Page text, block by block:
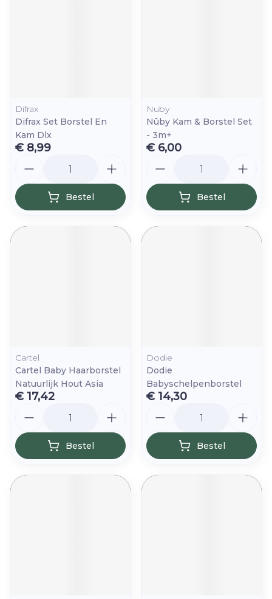
Difrax
Difrax Set Borstel En
Kam Dlx
€ 8,99
Bestel
Nuby
Nûby Kam & Borstel Set
- 3m+
€ 6,00
Bestel
Cartel
Cartel Baby Haarborstel
Natuurlijk Hout Asia
€ 17,42
Bestel
Dodie
Dodie
Babyschelpenborstel
€ 14,30
Bestel